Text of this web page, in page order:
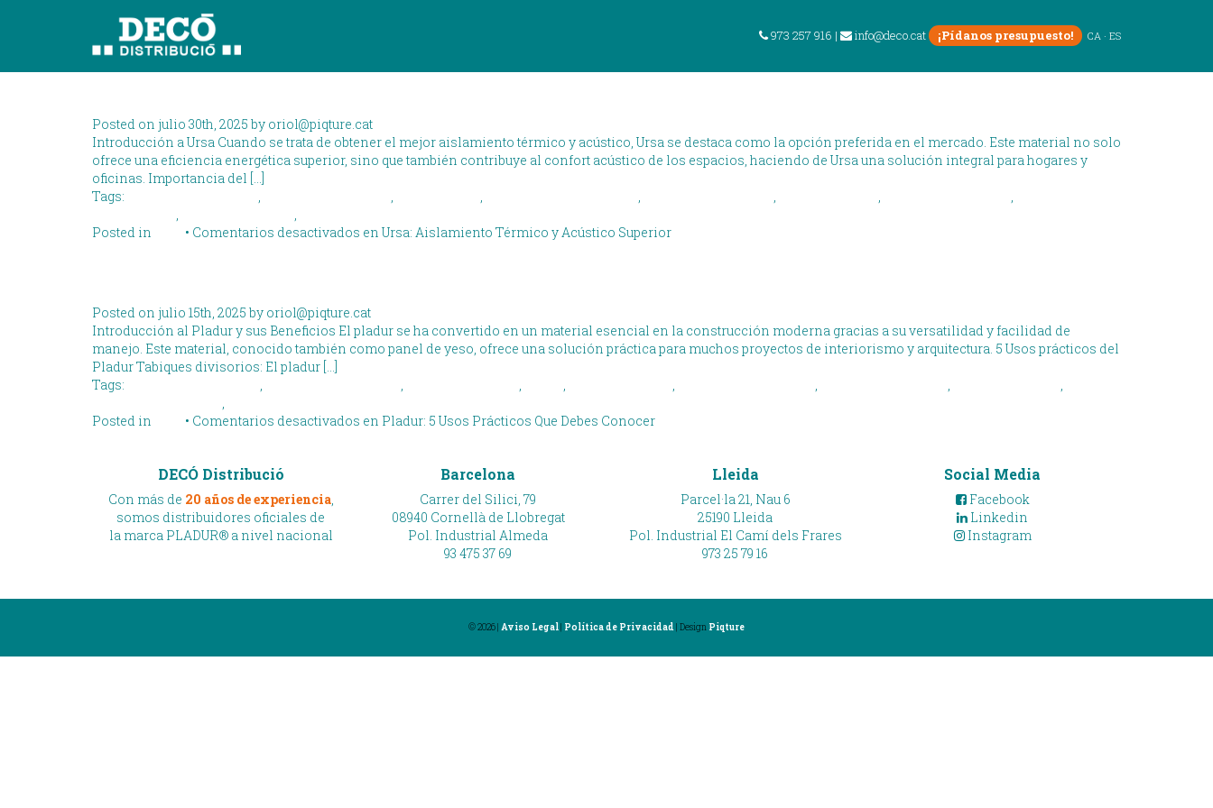
973 257 916 | info@deco.cat ¡Pídanos presupuesto! CA · ES
Archive for the Blog Category
Posted on julio 30th, 2025 by oriol@piqture.cat
Introducción a Ursa Cuando se trata de obtener el mejor aislamiento térmico y acústico, Ursa se destaca como la opción preferida en el mercado. Este material no solo
ofrece una eficiencia energética superior, sino que también contribuye al confort acústico de los espacios, haciendo de Ursa una solución integral para hogares y
oficinas. Importancia del […]
Tags:
, , , , , , ,
, ,
Posted in
• Comentarios desactivados en Ursa: Aislamiento Térmico y Acústico Superior
Posted on julio 15th, 2025 by oriol@piqture.cat
Introducción al Pladur y sus Beneficios El pladur se ha convertido en un material esencial en la construcción moderna gracias a su versatilidad y facilidad de
manejo. Este material, conocido también como panel de yeso, ofrece una solución práctica para muchos proyectos de interiorismo y arquitectura. 5 Usos prácticos del
Pladur Tabiques divisorios: El pladur […]
Tags:
, , , , , , ,
,
,
Posted in
• Comentarios desactivados en Pladur: 5 Usos Prácticos Que Debes Conocer
DECÓ Distribució
Con más de 20 años de experiencia,
somos distribuidores oficiales de
la marca PLADUR® a nivel nacional
Barcelona
Carrer del Silici, 79
08940 Cornellà de Llobregat
Pol. Industrial Almeda
93 475 37 69
Lleida
Parcel·la 21, Nau 6
25190 Lleida
Pol. Industrial El Camí dels Frares
973 25 79 16
Social Media
Facebook
Linkedin
Instagram
© 2026 | Aviso Legal| Política de Privacidad| Design Piqture